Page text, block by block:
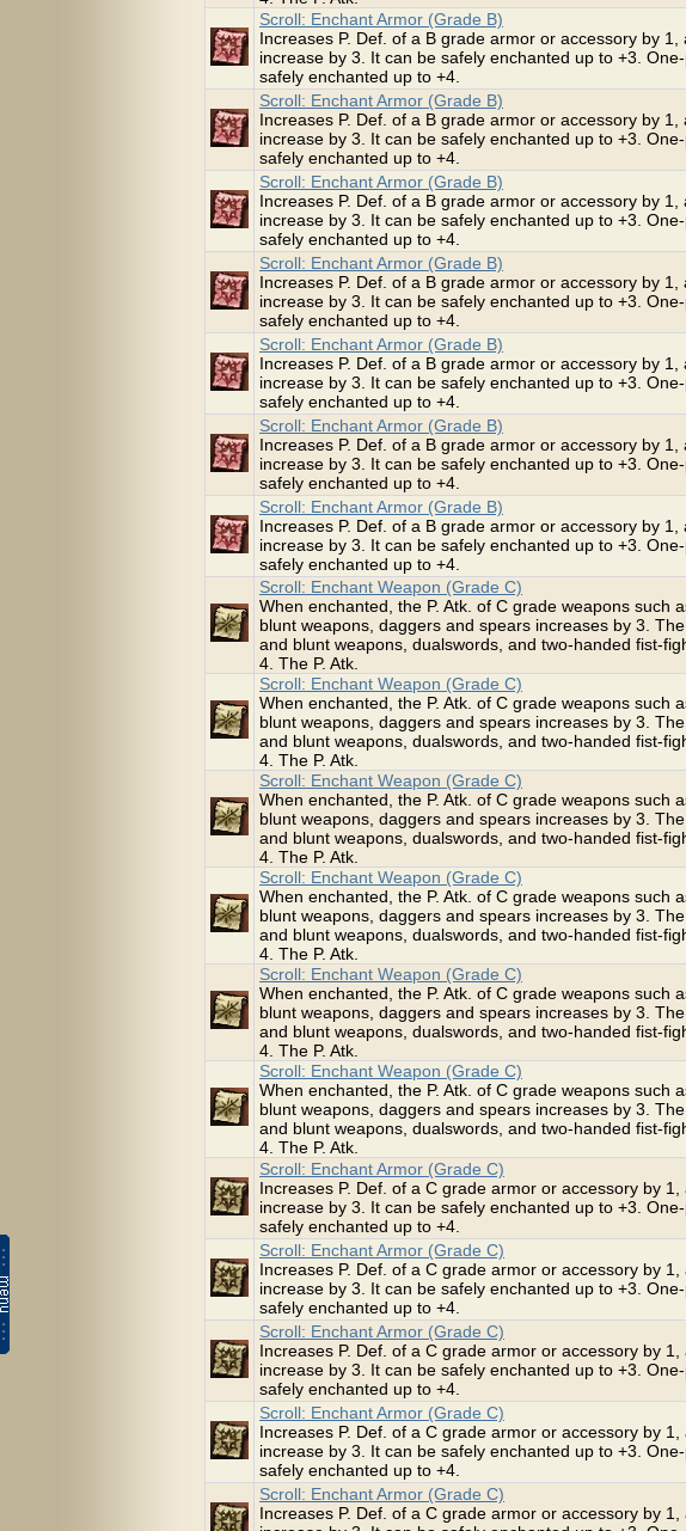
Scroll: Enchant Armor (Grade B)
Increases P. Def. of a B grade armor or accessory by 1,
increase by 3. It can be safely enchanted up to +3.
safely enchanted up to +4.
Scroll: Enchant Armor (Grade B)
Increases P. Def. of a B grade armor or accessory by 1,
increase by 3. It can be safely enchanted up to +3.
safely enchanted up to +4.
Scroll: Enchant Armor (Grade B)
Increases P. Def. of a B grade armor or accessory by 1,
increase by 3. It can be safely enchanted up to +3.
safely enchanted up to +4.
Scroll: Enchant Armor (Grade B)
Increases P. Def. of a B grade armor or accessory by 1,
increase by 3. It can be safely enchanted up to +3.
safely enchanted up to +4.
Scroll: Enchant Armor (Grade B)
Increases P. Def. of a B grade armor or accessory by 1,
increase by 3. It can be safely enchanted up to +3.
safely enchanted up to +4.
Scroll: Enchant Armor (Grade B)
Increases P. Def. of a B grade armor or accessory by 1,
increase by 3. It can be safely enchanted up to +3.
safely enchanted up to +4.
Scroll: Enchant Armor (Grade B)
Increases P. Def. of a B grade armor or accessory by 1,
increase by 3. It can be safely enchanted up to +3.
safely enchanted up to +4.
Scroll: Enchant Weapon (Grade C)
When enchanted, the P. Atk. of C grade weapons such
blunt weapons, daggers and spears increases by 3.
and blunt weapons, dualswords, and two-handed fist-
4. The P. Atk.
Scroll: Enchant Weapon (Grade C)
When enchanted, the P. Atk. of C grade weapons such
blunt weapons, daggers and spears increases by 3.
and blunt weapons, dualswords, and two-handed fist-
4. The P. Atk.
Scroll: Enchant Weapon (Grade C)
When enchanted, the P. Atk. of C grade weapons such
blunt weapons, daggers and spears increases by 3.
and blunt weapons, dualswords, and two-handed fist-
4. The P. Atk.
Scroll: Enchant Weapon (Grade C)
When enchanted, the P. Atk. of C grade weapons such
blunt weapons, daggers and spears increases by 3.
and blunt weapons, dualswords, and two-handed fist-
4. The P. Atk.
Scroll: Enchant Weapon (Grade C)
When enchanted, the P. Atk. of C grade weapons such
blunt weapons, daggers and spears increases by 3.
and blunt weapons, dualswords, and two-handed fist-
4. The P. Atk.
Scroll: Enchant Weapon (Grade C)
When enchanted, the P. Atk. of C grade weapons such
blunt weapons, daggers and spears increases by 3.
and blunt weapons, dualswords, and two-handed fist-
4. The P. Atk.
Scroll: Enchant Armor (Grade C)
Increases P. Def. of a C grade armor or accessory by
increase by 3. It can be safely enchanted up to +3.
safely enchanted up to +4.
Scroll: Enchant Armor (Grade C)
Increases P. Def. of a C grade armor or accessory by
increase by 3. It can be safely enchanted up to +3.
safely enchanted up to +4.
Scroll: Enchant Armor (Grade C)
Increases P. Def. of a C grade armor or accessory by
increase by 3. It can be safely enchanted up to +3.
safely enchanted up to +4.
Scroll: Enchant Armor (Grade C)
Increases P. Def. of a C grade armor or accessory by
increase by 3. It can be safely enchanted up to +3.
safely enchanted up to +4.
Scroll: Enchant Armor (Grade C)
Increases P. Def. of a C grade armor or accessory by